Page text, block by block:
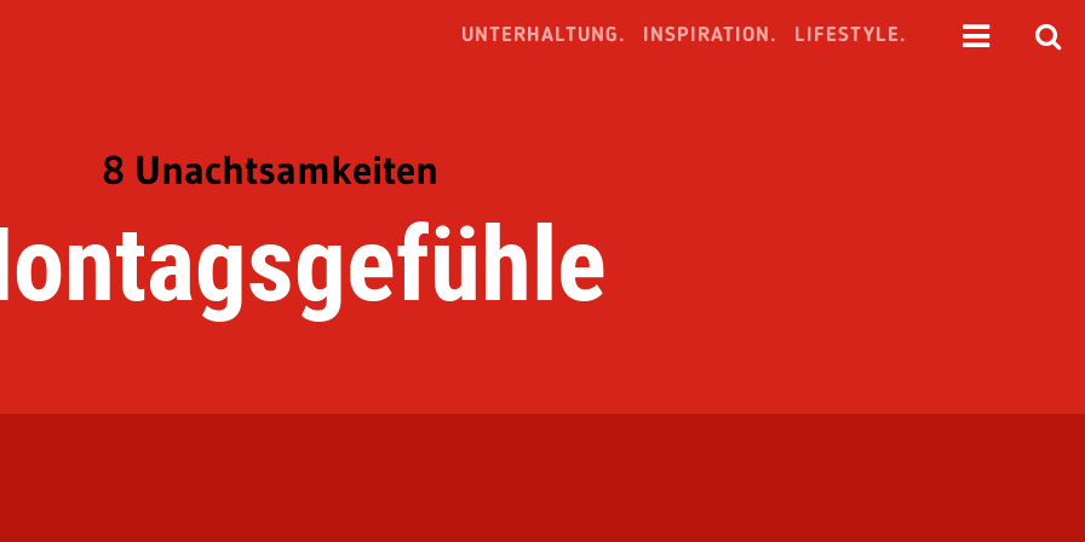
UNTERHALTUNG. INSPIRATION. LIFESTYLE.
8 Unachtsamkeiten